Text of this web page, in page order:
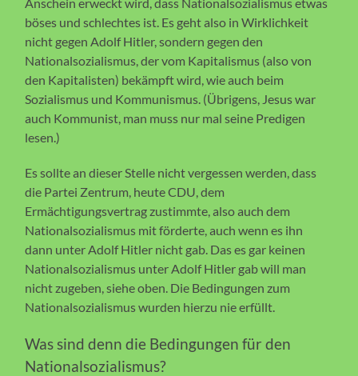
böses und schlechtes ist. Es geht also in Wirklichkeit
nicht gegen Adolf Hitler, sondern gegen den
Nationalsozialismus, der vom Kapitalismus (also von
den Kapitalisten) bekämpft wird, wie auch beim
Sozialismus und Kommunismus. (Übrigens, Jesus war
auch Kommunist, man muss nur mal seine Predigen
lesen.)
Es sollte an dieser Stelle nicht vergessen werden, dass
die Partei Zentrum, heute CDU, dem
Ermächtigungsvertrag zustimmte, also auch dem
Nationalsozialismus mit förderte, auch wenn es ihn
dann unter Adolf Hitler nicht gab. Das es gar keinen
Nationalsozialismus unter Adolf Hitler gab will man
nicht zugeben, siehe oben. Die Bedingungen zum
Nationalsozialismus wurden hierzu nie erfüllt.
Was sind denn die Bedingungen für den
Nationalsozialismus?